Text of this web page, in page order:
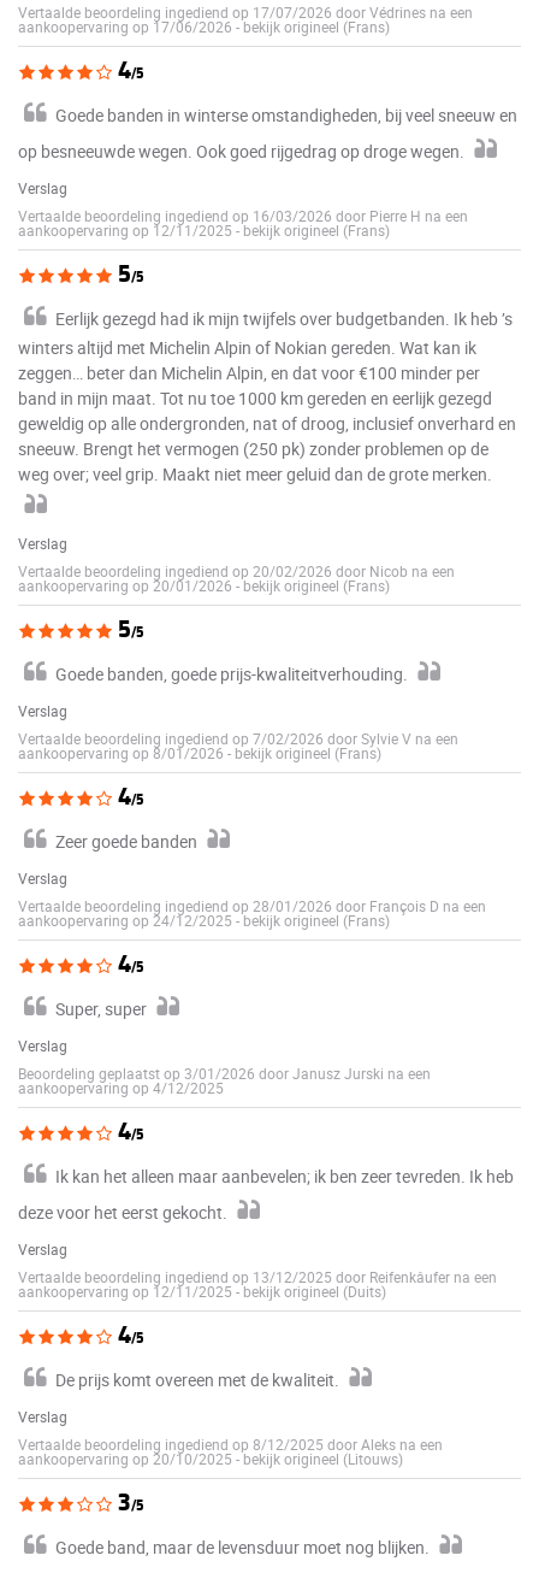
Vertaalde beoordeling ingediend op 17/07/2026 door Védrines na een
aankoopervaring op 17/06/2026 -bekijk origineel (Frans)
4/5
Goede banden in winterse omstandigheden, bij veel sneeuw en
op besneeuwde wegen. Ook goed rijgedrag op droge wegen.
Verslag
Vertaalde beoordeling ingediend op 16/03/2026 door Pierre H na een
aankoopervaring op 12/11/2025 -bekijk origineel (Frans)
5/5
Eerlijk gezegd had ik mijn twijfels over budgetbanden. Ik heb ’s
winters altijd met Michelin Alpin of Nokian gereden. Wat kan ik
zeggen… beter dan Michelin Alpin, en dat voor €100 minder per
band in mijn maat. Tot nu toe 1000 km gereden en eerlijk gezegd
geweldig op alle ondergronden, nat of droog, inclusief onverhard en
sneeuw. Brengt het vermogen (250 pk) zonder problemen op de
weg over; veel grip. Maakt niet meer geluid dan de grote merken.
Verslag
Vertaalde beoordeling ingediend op 20/02/2026 door Nicob na een
aankoopervaring op 20/01/2026 -bekijk origineel (Frans)
5/5
Goede banden, goede prijs-kwaliteitverhouding.
Verslag
Vertaalde beoordeling ingediend op 7/02/2026 door Sylvie V na een
aankoopervaring op 8/01/2026 - bekijk origineel (Frans)
4/5
Zeer goede banden
Verslag
Vertaalde beoordeling ingediend op 28/01/2026 door François D na een
aankoopervaring op 24/12/2025 -bekijk origineel (Frans)
4/5
Super, super
Verslag
Beoordeling geplaatst op 3/01/2026 door Janusz Jurski na een
aankoopervaring op 4/12/2025
4/5
Ik kan het alleen maar aanbevelen; ik ben zeer tevreden. Ik heb
deze voor het eerst gekocht.
Verslag
Vertaalde beoordeling ingediend op 13/12/2025 door Reifenkâufer na een
aankoopervaring op 12/11/2025 -bekijk origineel (Duits)
4/5
De prijs komt overeen met de kwaliteit.
Verslag
Vertaalde beoordeling ingediend op 8/12/2025 door Aleks na een
aankoopervaring op 20/10/2025 -bekijk origineel (Litouws)
3/5
Goede band, maar de levensduur moet nog blijken.